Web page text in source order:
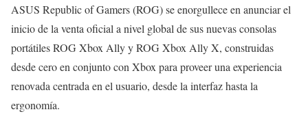
ASUS Republic of Gamers (ROG) se enorgullece en anunciar el
inicio de la venta oficial a nivel global de sus nuevas consolas
portátiles ROG Xbox Ally y ROG Xbox Ally X, construidas
desde cero en conjunto con Xbox para proveer una experiencia
renovada centrada en el usuario, desde la interfaz hasta la
ergonomía.